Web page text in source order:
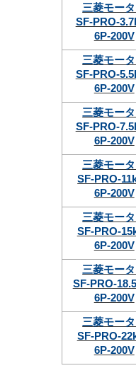
三菱モー
SF-PRO-
6P-200V
三菱モー
SF-PRO-
6P-200V
三菱モー
SF-PRO-
6P-200V
三菱モー
SF-PRO-
6P-200V
三菱モー
SF-PRO-
6P-200V
三菱モー
SF-PRO-
6P-200V
三菱モー
SF-PRO-
6P-200V